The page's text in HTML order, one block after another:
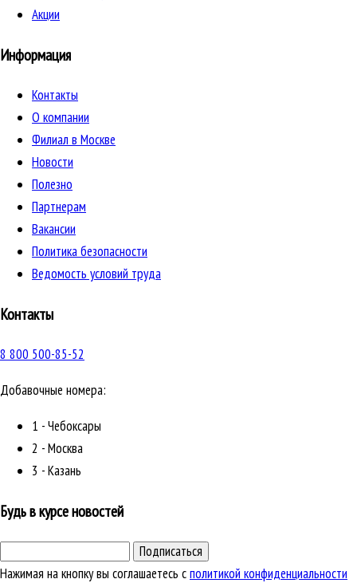
Акции
Информация
Контакты
О компании
Филиал в Москве
Новости
Полезно
Партнерам
Вакансии
Политика безопасности
Ведомость условий труда
Контакты
8 800 500-85-52
Добавочные номера:
1 - Чебоксары
2 - Москва
3 - Казань
Будь в курсе новостей
Подписаться
Нажимая на кнопку вы соглашаетесь сполитикой конфиденциальности